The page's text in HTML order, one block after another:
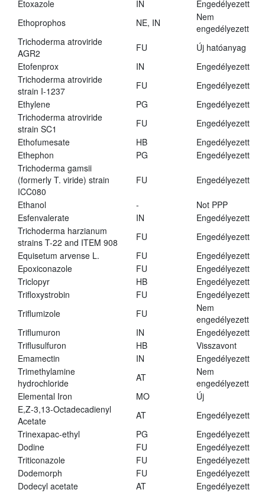
Etoxazole
IN
Engedélyezett
Ethoprophos
NE, IN
Nem
engedélyezett
Trichoderma atroviride
AGR2
FU
Új hatóanyag
Etofenprox
IN
Engedélyezett
Trichoderma atroviride
strain I-1237
FU
Engedélyezett
Ethylene
PG
Engedélyezett
Trichoderma atroviride
strain SC1
FU
Engedélyezett
Ethofumesate
HB
Engedélyezett
Ethephon
PG
Engedélyezett
Trichoderma gamsii
(formerly T. viride) strain
ICC080
FU Engedélyezett
Ethanol -
Not PPP
Esfenvalerate
IN
Engedélyezett
Trichoderma harzianum
strains T-22 and ITEM 908
FU
Engedélyezett
Equisetum arvense L.
FU
Engedélyezett
Epoxiconazole
FU
Engedélyezett
Triclopyr
HB
Engedélyezett
Trifloxystrobin
FU
Engedélyezett
Triflumizole
FU
Nem
engedélyezett
Triflumuron
IN
Engedélyezett
Triflusulfuron
HB
Visszavont
Emamectin
IN
Engedélyezett
Trimethylamine
hydrochloride
AT
Nem
engedélyezett
Elemental Iron
MO
Új
E,Z-3,13-Octadecadienyl
Acetate
AT
Engedélyezett
Trinexapac-ethyl
PG
Engedélyezett
Dodine
FU
Engedélyezett
Triticonazole
FU
Engedélyezett
Dodemorph
FU
Engedélyezett
Dodecyl acetate
AT Engedélyezett